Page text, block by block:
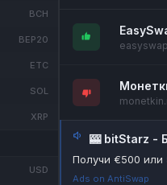
BCH
BEP20
ETC
SOL
XRP
USD
🎰 bitStarz -
Получи €500 или
Ads on AntiSwap